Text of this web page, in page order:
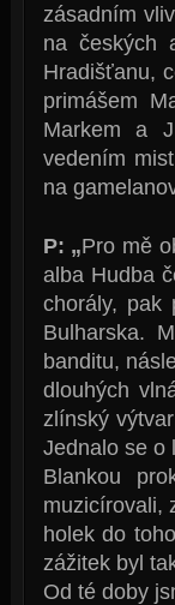
zásadním
na českých
Hradišťanu,
primášem
Markem a
vedením
na
P: „Pro mě
alba Hudba
chorály, pak
Bulharska.
banditu,
dlouhých
zlínský
Jednalo se o
Blankou
muzicírovali,
holek do
zážitek byl
Od té doby